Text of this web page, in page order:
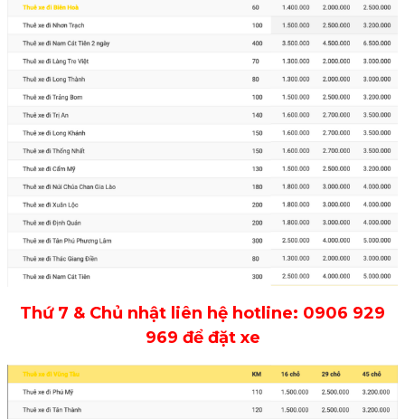
Thứ 7 & Chủ nhật liên hệ hotline: 0906 929
969 để đặt xe